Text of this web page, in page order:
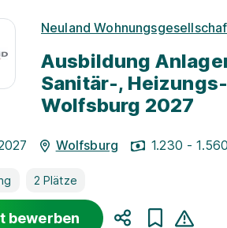
Neuland
Ausbildung
Sanitär-,
Wolfsburg 2027
Wolfsburg 1.230 -
2 Plätze
bewerben